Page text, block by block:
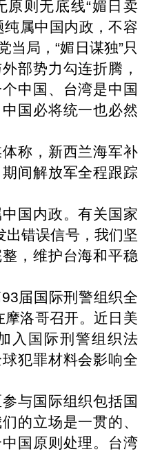
原则无底线“媚日卖
纯属中国内政，不容
当局，“媚日谋独”只
部势力勾连折腾，
中国、台湾是中国
国必将统一也必然
称，新西兰海军补
间解放军全程跟踪
国内政。有关国家
出错误信号，我们坚
，维护台海和平稳
届国际刑警组织全
洛哥召开。近日美
入国际刑警组织法
犯罪材料会影响全
与国际组织包括国
的立场是一贯的、
国原则处理。台湾